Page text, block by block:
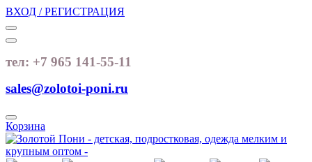
ВХОД / РЕГИСТРАЦИЯ
тел: +7 965 141-55-11
sales@zolotoi-poni.ru
Корзина